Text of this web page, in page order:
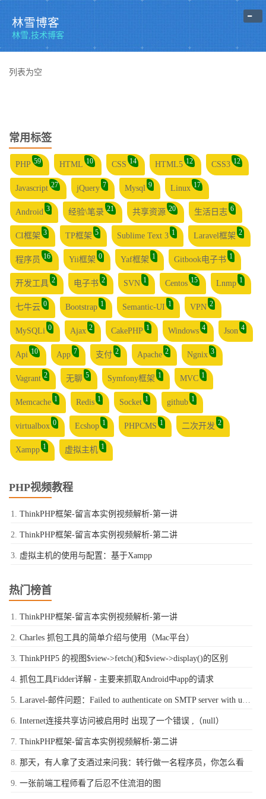
林雪博客
林雪,技术博客
-
列表为空
常用标签
PHP 59 HTML 10 CSS 14 HTML5 12 CSS3 12
Javascript 27 jQuery 7 Mysql 9 Linux 17
Android 3 经验\笔录 21 共享资源 20 生活日志 6
CI框架 3 TP框架 5 Sublime Text 3 1 Laravel框架 2
程序员 16 Yii框架 0 Yaf框架 1 Gitbook电子书 1
开发工具 2 电子书 2 SVN 1 Centos 15 Lnmp 1
七牛云 0 Bootstrap 1 Semantic-UI 1 VPN 2
MySQLi 0 Ajax 2 CakePHP 1 Windows 4 Json 4
Api 10 App 7 支付 2 Apache 2 Ngnix 3
Vagrant 2 无聊 5 Symfony框架 1 MVC 1
Memcache 1 Redis 1 Socket 1 github 1
virtualbox 0 Ecshop 1 PHPCMS 1 二次开发 2
Xampp 1 虚拟主机 1
PHP视频教程
ThinkPHP框架-留言本实例视频解析-第一讲
ThinkPHP框架-留言本实例视频解析-第二讲
虚拟主机的使用与配置：基于Xampp
热门榜首
ThinkPHP框架-留言本实例视频解析-第一讲
Charles 抓包工具的简单介绍与使用（Mac平台）
ThinkPHP5 的视图$view->fetch()和$view->display()的区别
抓包工具Fidder详解 - 主要来抓取Android中app的请求
Laravel-邮件问题：Failed to authenticate on SMTP server with username "xxxx@qq.com" using 1 possible authenticators
Internet连接共享访问被启用时 出现了一个错误 ,（null）
ThinkPHP框架-留言本实例视频解析-第二讲
那天，有人拿了支酒过来问我：转行做一名程序员，你怎么看
一张前端工程师看了后忍不住流泪的图